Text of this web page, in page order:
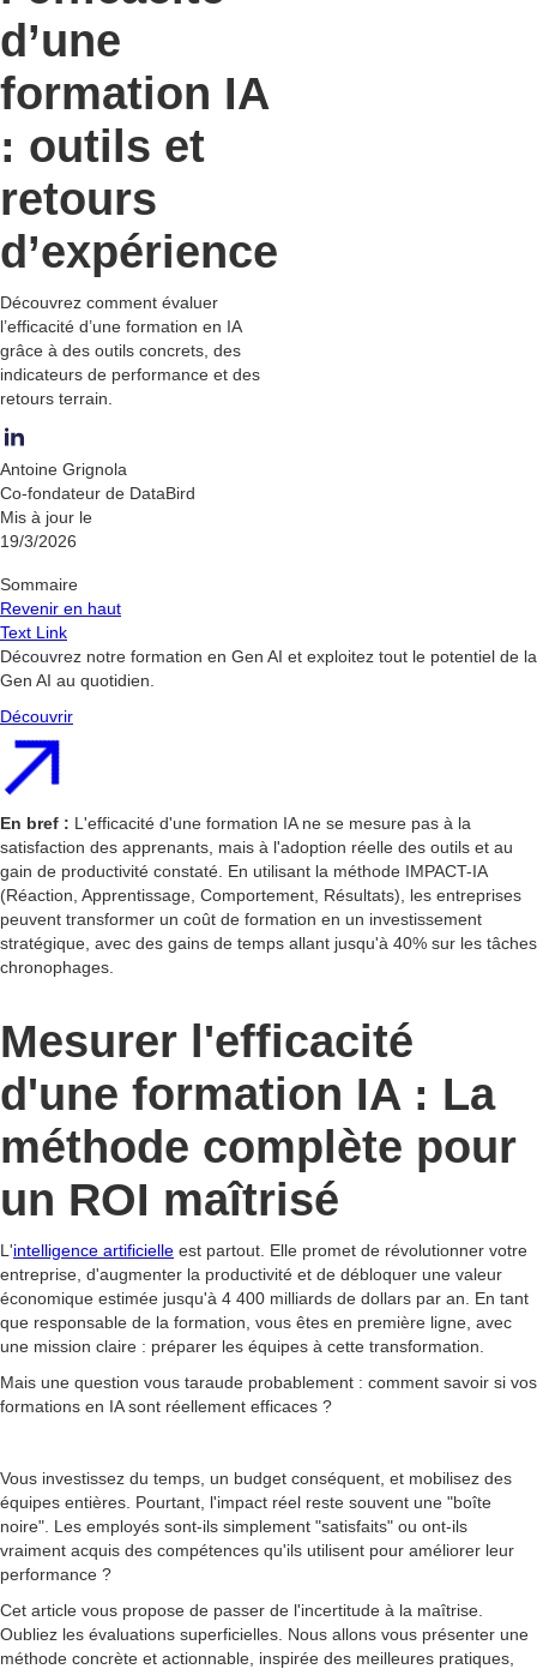
d’une
formation IA
: outils et
retours
d’expérience
Découvrez comment évaluer
l’efficacité d’une formation en IA
grâce à des outils concrets, des
indicateurs de performance et des
retours terrain.
Antoine Grignola
Co-fondateur de DataBird
Mis à jour le
19/3/2026
Sommaire
Revenir en haut
Text Link
Découvrez notre formation en Gen AI et exploitez tout le potentiel de la
Gen AI au quotidien.
Découvrir
En bref : L'efficacité d'une formation IA ne se mesure pas à la
satisfaction des apprenants, mais à l'adoption réelle des outils et au
gain de productivité constaté. En utilisant la méthode IMPACT-IA
(Réaction, Apprentissage, Comportement, Résultats), les entreprises
peuvent transformer un coût de formation en un investissement
stratégique, avec des gains de temps allant jusqu'à 40% sur les tâches
chronophages.
Mesurer l'efficacité
d'une formation IA : La
méthode complète pour
un ROI maîtrisé
L'intelligence artificielle est partout. Elle promet de révolutionner votre
entreprise, d'augmenter la productivité et de débloquer une valeur
économique estimée jusqu'à 4 400 milliards de dollars par an. En tant
que responsable de la formation, vous êtes en première ligne, avec
une mission claire : préparer les équipes à cette transformation.
Mais une question vous taraude probablement : comment savoir si vos
formations en IA sont réellement efficaces ?
Vous investissez du temps, un budget conséquent, et mobilisez des
équipes entières. Pourtant, l'impact réel reste souvent une "boîte
noire". Les employés sont-ils simplement "satisfaits" ou ont-ils
vraiment acquis des compétences qu'ils utilisent pour améliorer leur
performance ?
Cet article vous propose de passer de l'incertitude à la maîtrise.
Oubliez les évaluations superficielles. Nous allons vous présenter une
méthode concrète et actionnable, inspirée des meilleures pratiques,